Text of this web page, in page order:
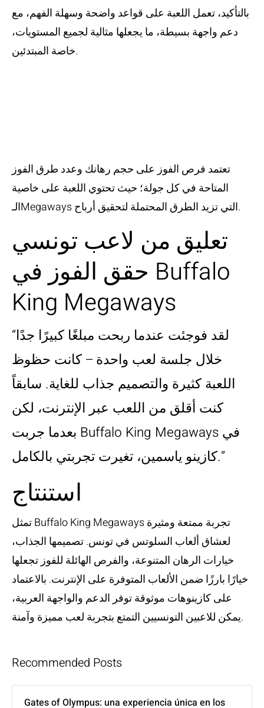
بالتأكيد، تعمل اللعبة على قواعد واضحة وسهلة الفهم، مع
دعم واجهة بسيطة، ما يجعلها مثالية لجميع المستويات،
خاصة المبتدئين.
تعتمد فرص الفوز على حجم رهانك وعدد طرق الفوز
المتاحة في كل جولة؛ حيث تحتوي اللعبة على خاصية
الـMegaways التي تزيد الطرق المحتملة لتحقيق أرباح.
تعليق من لاعب تونسي
حقق الفوز في Buffalo
King Megaways
“لقد فوجئت عندما ربحت مبلغًا كبيرًا جدًا
خلال جلسة لعب واحدة – كانت حظوظ
اللعبة كثيرة والتصميم جذاب للغاية. سابقاً
كنت أقلق من اللعب عبر الإنترنت، لكن
بعدما جربت Buffalo King Megaways في
كازينو ياسمين، تغيرت تجربتي بالكامل.”
استنتاج
تمثل Buffalo King Megaways تجربة ممتعة ومثيرة
لعشاق ألعاب السلوتس في تونس. تصميمها الجذاب،
خيارات الرهان المتنوعة، والفرص الهائلة للفوز تجعلها
خيارًا بارزًا ضمن الألعاب المتوفرة على الإنترنت. بالاعتماد
على كازينوهات موثوقة توفر الدعم والواجهة العربية،
يمكن للاعبين التونسيين التمتع بتجربة لعب مميزة وآمنة.
Recommended Posts
Gates of Olympus: una experiencia única en los